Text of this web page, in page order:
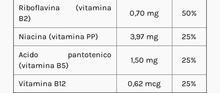
Riboflavina (vitamina
B2)
0,70 mg 50%
Niacina (vitamina PP) 3,97 mg
25%
Acido pantotenico
(vitamina B5)
1,50 mg 25%
Vitamina B12 0,62 mcg 25%